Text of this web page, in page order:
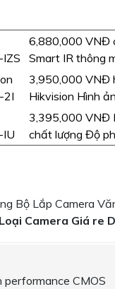
6,880,000 VNĐ
Smart IR thông
2I
3,950,000 VNĐ
Hikvision Hình
3,395,000 VNĐ
chất lượng Độ
Camera Giá re
performance CMOS